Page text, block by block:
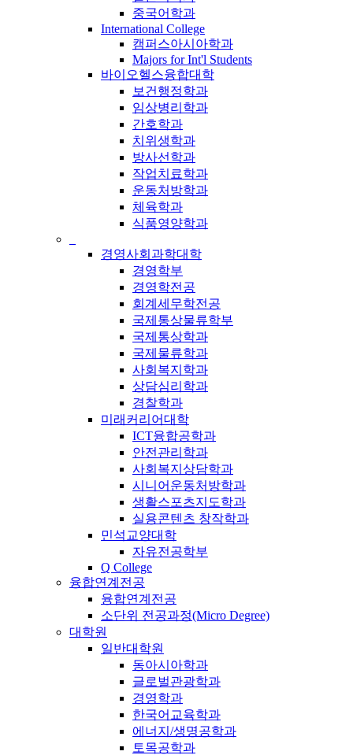
중국어학과
International College
캠퍼스아시아학과
Majors for Int'l Students
바이오헬스융합대학
보건행정학과
임상병리학과
간호학과
치위생학과
방사선학과
작업치료학과
운동처방학과
체육학과
식품영양학과
경영사회과학대학
경영학부
경영학전공
회계세무학전공
국제통상물류학부
국제통상학과
국제물류학과
사회복지학과
상담심리학과
경찰학과
미래커리어대학
ICT융합공학과
안전관리학과
사회복지상담학과
시니어운동처방학과
생활스포츠지도학과
실용콘텐츠 창작학과
민석교양대학
자유전공학부
Q College
융합연계전공
융합연계전공
소단위 전공과정(Micro Degree)
대학원
일반대학원
동아시아학과
글로벌관광학과
경영학과
한국어교육학과
에너지/생명공학과
토목공학과